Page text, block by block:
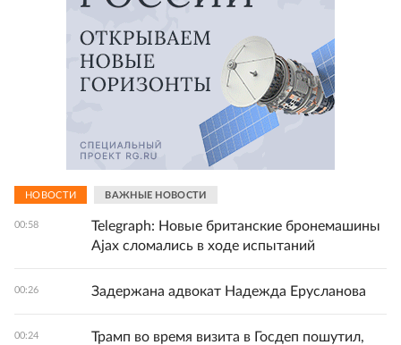
НОВОСТИ ВАЖНЫЕ НОВОСТИ
00:58
Telegraph: Новые британские бронемашины
Ajax сломались в ходе испытаний
00:26 Задержана адвокат Надежда Ерусланова
00:24 Трамп во время визита в Госдеп пошутил,